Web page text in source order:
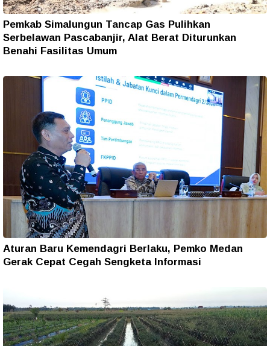
Pemkab Simalungun Tancap Gas Pulihkan
Serbelawan Pascabanjir, Alat Berat Diturunkan
Benahi Fasilitas Umum
Aturan Baru Kemendagri Berlaku, Pemko Medan
Gerak Cepat Cegah Sengketa Informasi